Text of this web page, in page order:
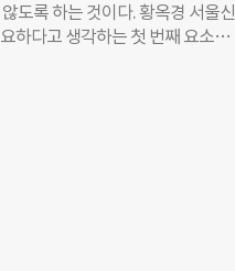
도록 하는 것이다. 황옥경 서울신
하다고 생각하는 첫 번째 요소가